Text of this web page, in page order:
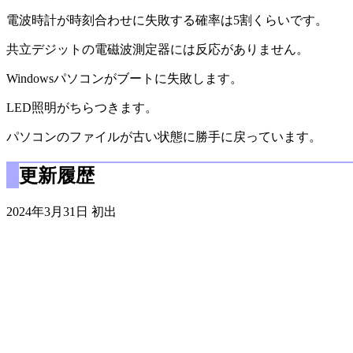
電波時計が時刻合わせに失敗する確率は5割くらいです。
共立デジットの電磁波測定器には反応がありません。
Windowsパソコンがブートに失敗します。
LED照明がちらつきます。
パソコンのファイルが古い状態に勝手に戻っています。
更新履歴
2024年3月31日 初出